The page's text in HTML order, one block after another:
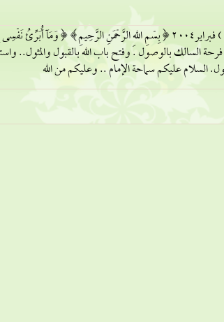
مجلة التصوف الإسلامى عدد رقم (300 ) فبراير2004 [بِسْمِ اللهِ الرَّحْمَنِ
العظيم (53 يوسف) ” فرحة السالك بالوصول . وفتح باب الله بالقبول